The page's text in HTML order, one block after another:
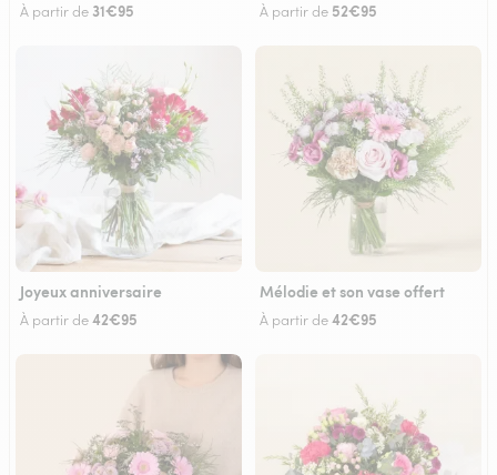
À partir de 31€95 À partir de 52€95
Joyeux anniversaire
À partir de42€95
Mélodie et son vase offert
À partir de42€95